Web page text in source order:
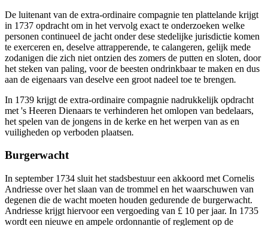
De luitenant van de extra-ordinaire compagnie ten plattelande krijgt
in 1737 opdracht om in het vervolg exact te onderzoeken welke
personen continueel de jacht onder dese stedelijke jurisdictie komen
te exerceren en, deselve attrapperende, te calangeren, gelijk mede
zodanigen die zich niet ontzien des zomers de putten en sloten, door
het steken van paling, voor de beesten ondrinkbaar te maken en dus
aan de eigenaars van deselve een groot nadeel toe te brengen.
In 1739 krijgt de extra-ordinaire compagnie nadrukkelijk opdracht
met 's Heeren Dienaars te verhinderen het omlopen van bedelaars,
het spelen van de jongens in de kerke en het werpen van as en
vuiligheden op verboden plaatsen.
Burgerwacht
In september 1734 sluit het stadsbestuur een akkoord met Cornelis
Andriesse over het slaan van de trommel en het waarschuwen van
degenen die de wacht moeten houden gedurende de burgerwacht.
Andriesse krijgt hiervoor een vergoeding van £ 10 per jaar. In 1735
wordt een nieuwe en ampele ordonnantie of reglement op de